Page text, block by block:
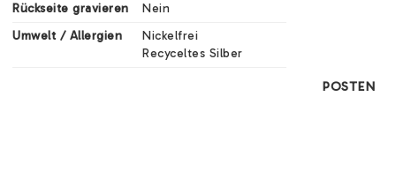
Rückseite gravieren
Nein
Umwelt / Allergien
Nickelfrei
Recyceltes Silber
POSTEN